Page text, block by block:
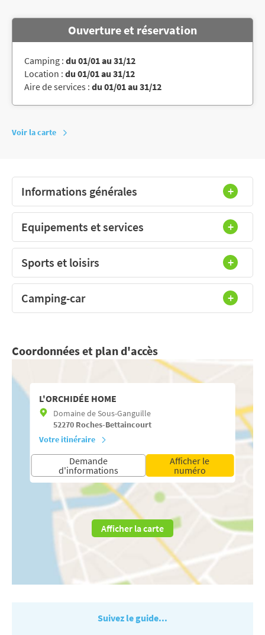
Ouverture et réservation
Camping : du 01/01 au 31/12
Location : du 01/01 au 31/12
Aire de services : du 01/01 au 31/12
Voir la carte
Informations générales
Equipements et services
Sports et loisirs
Camping-car
Coordonnées et plan d'accès
L'ORCHIDÉE HOME
Domaine de Sous-Ganguille
52270 Roches-Bettaincourt
Votre itinéraire
Demande
d'informations
Afficher le
numéro
Afficher la carte
Suivez le guide...